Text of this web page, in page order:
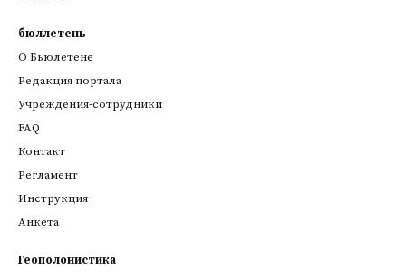
бюллетень
О Бьюлетене
Редакция портала
Учреждения-сотрудники
FAQ
Контакт
Регламент
Инструкция
Анкета
Геополонистика